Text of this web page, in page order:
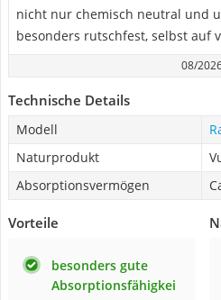
nicht nur chemisch neutral und
besonders rutschfest, selbst auf
08/
Technische Details
Modell
Naturprodukt
Absorptionsvermögen
Vorteile
besonders gute
Absorptionsfähigkei